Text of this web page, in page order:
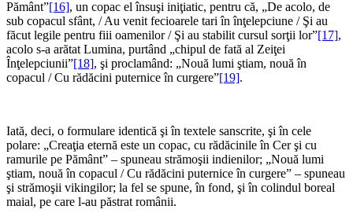
Pământ”[16], un copac el însuşi iniţiatic, pentru că, „De acolo, de
sub copacul sfânt, / Au venit fecioarele tari în înţelepciune / Şi au
făcut legile pentru fiii oamenilor / Şi au stabilit cursul sorţii lor”[17],
acolo s-a arătat Lumina, purtând „chipul de fată al Zeiţei
Înţelepciunii”[18], şi proclamând: „Nouă lumi ştiam, nouă în
copacul / Cu rădăcini puternice în curgere”[19].
Iată, deci, o formulare identică şi în textele sanscrite, şi în cele
polare: „Creaţia eternă este un copac, cu rădăcinile în Cer şi cu
ramurile pe Pământ” – spuneau strămoşii indienilor; „Nouă lumi
ştiam, nouă în copacul / Cu rădăcini puternice în curgere” – spuneau
şi strămoşii vikingilor; la fel se spune, în fond, şi în colindul boreal
maial, pe care l-au păstrat românii.